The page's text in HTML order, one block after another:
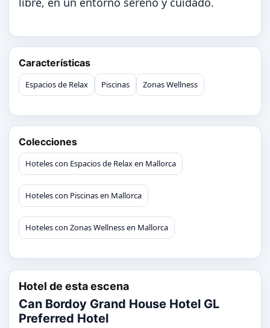
Características
Espacios de Relax Piscinas Zonas Wellness
Colecciones
Hoteles con Espacios de Relax en Mallorca
Hoteles con Piscinas en Mallorca
Hoteles con Zonas Wellness en Mallorca
Hotel de esta escena
Can Bordoy Grand House Hotel GL
Preferred Hotel